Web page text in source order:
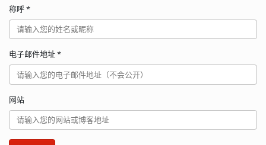
称呼*
电子邮件地址*
网站